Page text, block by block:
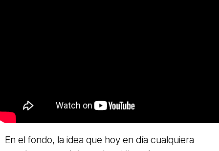
En el fondo, la idea que hoy en día cualquiera